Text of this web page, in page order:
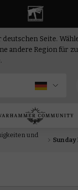
deutschen Seite.
andere Region für
und